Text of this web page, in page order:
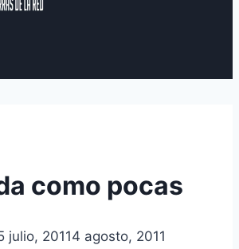
como pocas
julio, 20114 agosto, 2011